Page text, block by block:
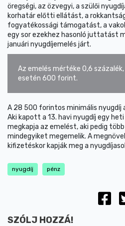
öregségi, az özvegyi, a szülői
korhatár előtti ellátást, a
fogyatékossági támogatást, a
egy sor ezekhez hasonló juttatást
januári nyugdíjemelés járt.
Az emelés mértéke 0,6
esetén 600 forint.
A 28 500 forintos minimális nyugdíj
Aki kapott a 13. havi nyugdíj egy
megkapja az emelést, aki pedig
mindegyiket megemelik. A
kifizetéskor kapják meg a
nyugdíj pénz
SZÓLJ HOZZÁ!